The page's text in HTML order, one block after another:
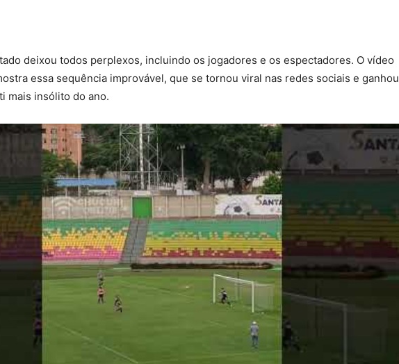
deixou todos perplexos, incluindo os jogadores e os espectadores. O vídeo
essa sequência improvável, que se tornou viral nas redes sociais e ganhou
mais insólito do ano.